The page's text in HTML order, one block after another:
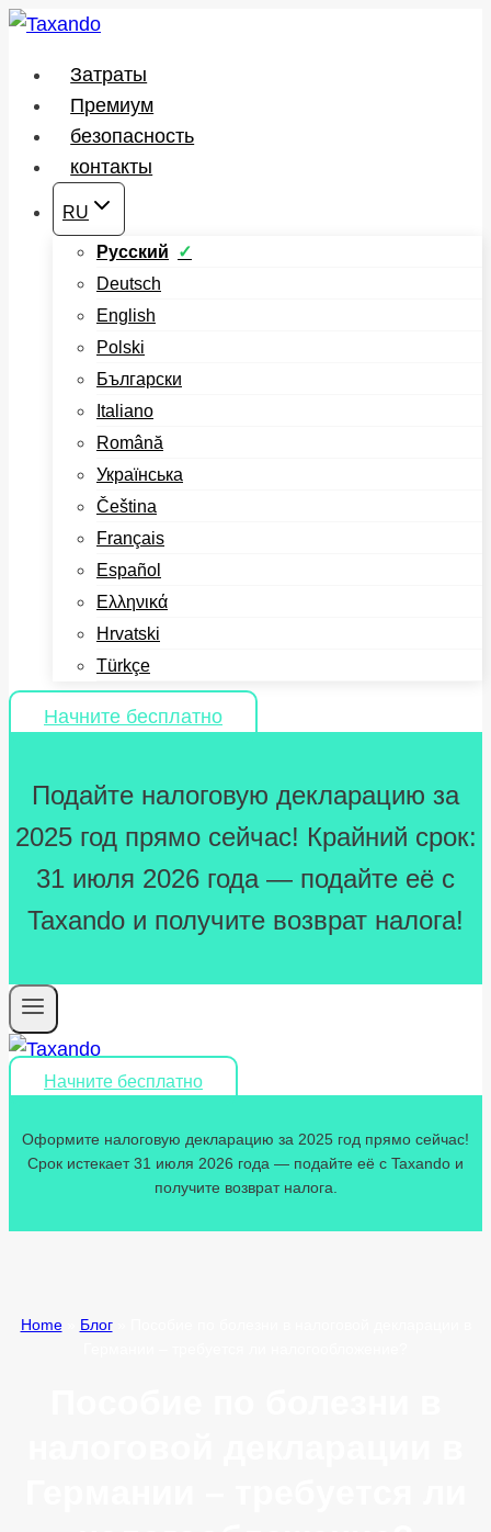
Перейти
содержимому
Затраты
Премиум
безопасность
контакты
RU
Русский
Deutsch
English
Polski
Български
Italiano
Română
Українська
Čeština
Français
Español
Ελληνικά
Hrvatski
Türkçe
Начните бесплатно
Подайте налоговую декларацию за
2025 год прямо сейчас! Крайний срок:
31 июля 2026 года — подайте её с
Taxando и получите возврат налога!
Начните бесплатно
Оформите налоговую декларацию за 2025 год прямо сейчас!
Срок истекает 31 июля 2026 года — подайте её с Taxando и
получите возврат налога.
Home» Блог»